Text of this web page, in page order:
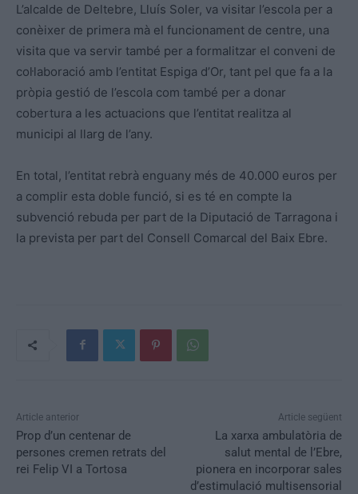
L’alcalde de Deltebre, Lluís Soler, va visitar l’escola per a
conèixer de primera mà el funcionament de centre, una
visita que va servir també per a formalitzar el conveni de
col·laboració amb l’entitat Espiga d’Or, tant pel que fa a la
pròpia gestió de l’escola com també per a donar
cobertura a les actuacions que l’entitat realitza al
municipi al llarg de l’any.
En total, l’entitat rebrà enguany més de 40.000 euros per
a complir esta doble funció, si es té en compte la
subvenció rebuda per part de la Diputació de Tarragona i
la prevista per part del Consell Comarcal del Baix Ebre.
Article anterior
Prop d’un centenar de
persones cremen retrats del
rei Felip VI a Tortosa
Article següent
La xarxa ambulatòria de
salut mental de l’Ebre,
pionera en incorporar sales
d’estimulació multisensorial